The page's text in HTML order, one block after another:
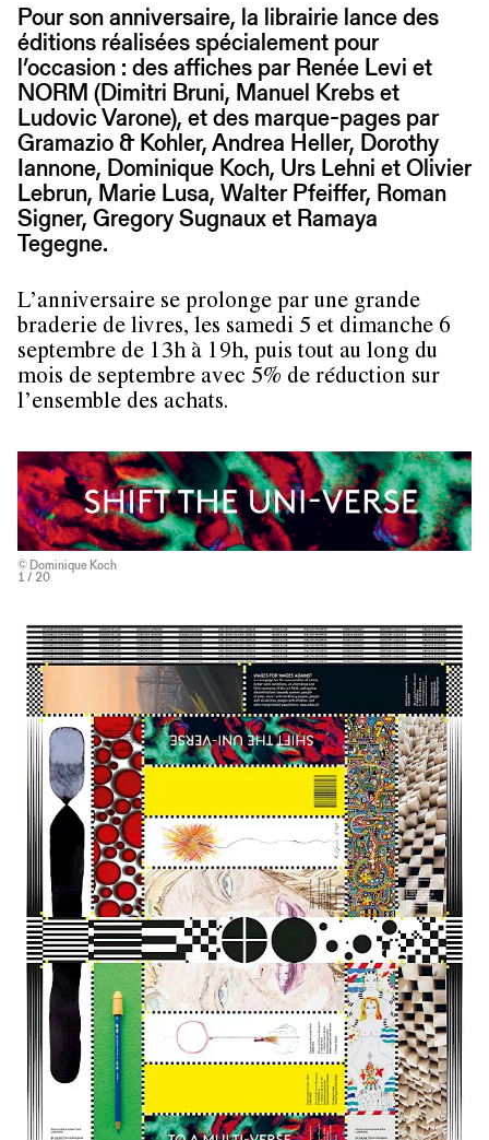
Pour son anniversaire, la librairie lance des
éditions réalisées spécialement pour
l’occasion : des affiches par Renée Levi et
NORM (Dimitri Bruni, Manuel Krebs et
Ludovic Varone), et des marque-pages par
Gramazio & Kohler, Andrea Heller, Dorothy
Iannone, Dominique Koch, Urs Lehni et Olivier
Lebrun, Marie Lusa, Walter Pfeiffer, Roman
Signer, Gregory Sugnaux et Ramaya
Tegegne.
L’anniversaire se prolonge par une grande
braderie de livres, les samedi 5 et dimanche 6
septembre de 13h à 19h, puis tout au long du
mois de septembre avec 5% de réduction sur
l’ensemble des achats.
© Dominique Koch
1 / 20